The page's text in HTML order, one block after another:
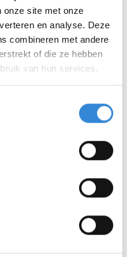
onze site met onze
en analyse. Deze
combineren met andere
of die ze hebben
van hun services.